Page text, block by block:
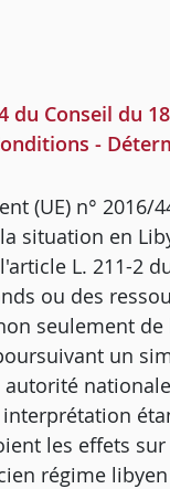
du Conseil du
-
(UE) n°
situation en
L. 211-2
ou des
seulement
un
les effets
régime libyen